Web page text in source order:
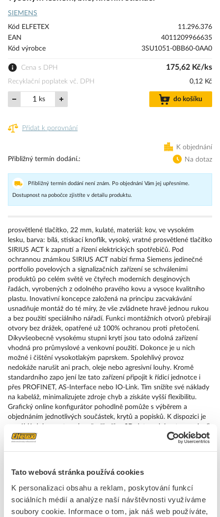
Tato webová stránka používá cookies
K personalizaci obsahu a reklam, poskytování funkcí
sociálních médií a analýze naší návštěvnosti využíváme
soubory cookie. Informace o tom, jak náš web používáte,
galerie
s
obrázky
SIEMENS
Kód ELFETEX
11.296.376
EAN
4011209966635
Kód výrobce
3SU1051-0BB60-0AA0
Cena s DPH 175,62 Kč/ks
Recyklační poplatek vč. DPH 0,12 Kč
ks do košíku
Přidat k porovnání
K objednání
Přibližný termín dodání.
Na dotaz
Přibližný termín dodání není znám. Po objednání Vám jej upřesníme.
Dostupnost na pobočce zjistíte v detailu produktu.
prosvětlené tlačítko, 22 mm, kulaté, materiál: kov, ve vysokém
lesku, barva: bílá, stiskací knoflík, vysoký, vratné prosvětlené tlačítko
SIRIUS ACT k zapnutí a řízení elektrických spotřebičů. Pod
ochrannou známkou SIRIUS ACT nabízí firma Siemens jedinečné
portfolio povelových a signalizačních zařízení se schváleními
produktů po celém světě ve čtyřech moderních desginových
řadách, vyrobených z odolného pravého kovu a vysoce kvalitního
plastu. Inovativní koncepce založená na principu zacvakávání
usnadňuje montáž do té míry, že vše zvládnete hravě jednou rukou
a bez použití speciálního nářadí. Funkci montážních otvorů přebírají
otvory bez drážek, opatřené už 100% ochranou proti přetočení.
Díkyvšeobecně vysokému stupni krytí jsou tato odolná zařízení
vhodná pro průmyslové a venkovní použití. Dokonce je u nich
možné i čištění vysokotlakým paprskem. Spolehlivý provoz
nedokáže narušit ani prach, oleje nebo agresivní louhy. Kromě
standardního zapo jení lze tato zařízení připojit k řídicí jednotce i
přes PROFINET, AS-Interface nebo IO-Link. Tím snížíte své náklady
na kabeláž, minimalizujete zdroje chyb a získáte vyšší flexibilitu.
Grafický online konfigurátor pohodlně pomůže s výběrem a
objednáním jednotlivých součástek, krytů a popisků. K dispozici je
rozsáhlá dokumentace (např. příručka, 3D data, schémata zapojení).
Dodáváme tato provedení: více barev, prosvětlené/neprosvětlené, s
popiskem/bez popisku, zaklapávací/impulzové ovládání, různé výšky
Action při udělování příkazů a hlášení. Jednoduše smontovatelný,
jednoduše silný, jednoduše perfektní.
Značka SIEMENS